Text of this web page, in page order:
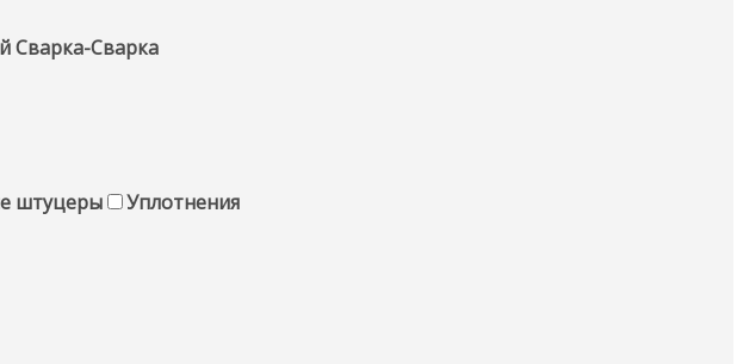
Сварка-Сварка
штуцеры
Уплотнения